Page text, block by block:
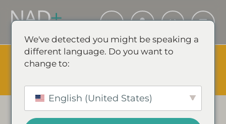
The Summer Sale is Live. Save up to 45% - Try for less or
Catégorie : L-GLUTATHION GUIDES & ARTICLES
We've detected you might be speaking a
different language. Do you want to
change to:
English (United States)